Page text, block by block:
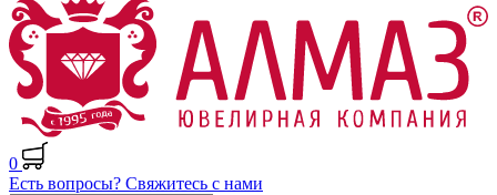
0
Есть вопросы? Свяжитесь с нами